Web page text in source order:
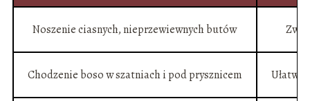
Noszenie ciasnych, nieprzewiewnych butów
Chodzenie boso w szatniach i pod prysznicem